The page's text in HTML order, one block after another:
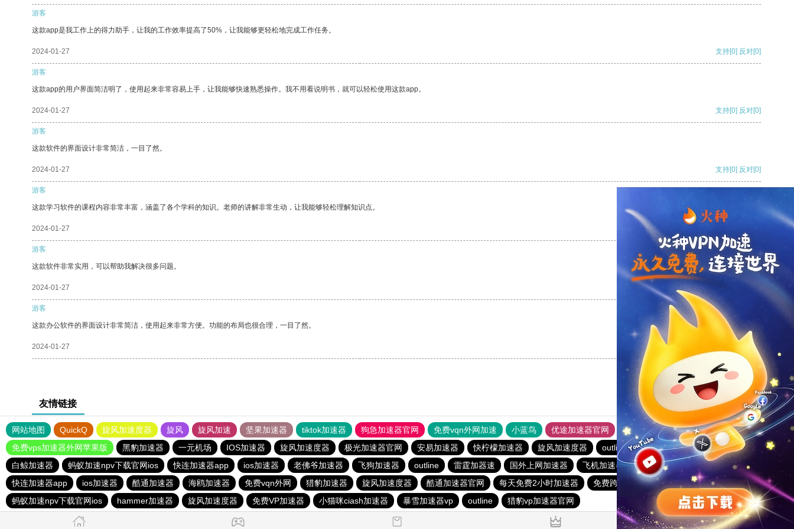
游客
这款app是我工作上的得力助手，让我的工作效率提高了50%，让我能够更轻松地完成工作任务。
2024-01-27 支持[0] 反对[0]
游客
这款app的用户界面简洁明了，使用起来非常容易上手，让我能够快速熟悉操作。我不用看说明书，就可以轻松使用这款app。
2024-01-27 支持[0] 反对[0]
游客
这款软件的界面设计非常简洁，一目了然。
2024-01-27 支持[0] 反对[0]
游客
这款学习软件的课程内容非常丰富，涵盖了各个学科的知识。老师的讲解非常生动，让我能够轻松理解知识点。
2024-01-27
游客
这款软件非常实用，可以帮助我解决很多问题。
2024-01-27 反对
游客
这款办公软件的界面设计非常简洁，使用起来非常方便。功能的布局也很合理，一目了然。
2024-01-27 反对[0]
友情链接
网站地图 QuickQ 旋风加速度器 旋风 旋风加速 坚果加速器 tiktok加速器 狗急加速器官网 免费vqn外网加速 小蓝鸟 优途加速器官网 风驰加速器 旋风加速器
八戒看书
免费vps加速器外网苹果版
黑豹加速器 一元机场 IOS加速器 旋风加速度器 极光加速器官网 安易加速器 快柠檬加速器 旋风加速度器 outline 极光aurora加速器
ios加速器
白鲸加速器
蚂蚁加速npv下载官网ios 快连加速器app ios加速器 老佛爷加速器 飞狗加速器 outline 雷霆加器速 国外上网加速器 飞机加速器 免费vqn加速
雷霆加器速
快连加速器app
ios加速器 酷通加速器 海鸥加速器 免费vqn外网 猎豹加速器 旋风加速度器 酷通加速器官网 每天免费2小时加速器 免费跨墙软件
outline
蚂蚁加速npv下载官网ios
hammer加速器 旋风加速度器 免费VP加速器 小猫咪ciash加速器 暴雪加速器vp outline 猎豹vp加速器官网